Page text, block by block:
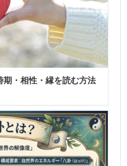
・相性・縁を読む方法